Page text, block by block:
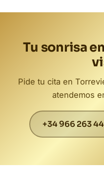
Tu sonrisa
Pide tu cita en
atendemos
+34 966 263